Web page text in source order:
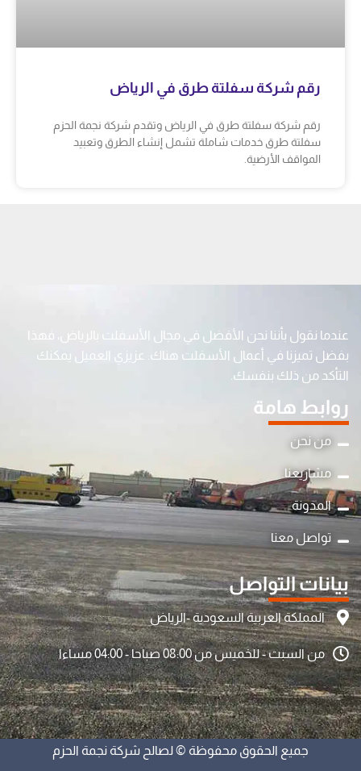
رقم شركة سفلتة طرق في الرياض
رقم شركة سفلتة طرق في الرياض وتقدم شركة نجمة الحزم
سفلتة طرق خدمات شاملة تشمل إنشاء الطرق وتعبيد
المواقف الأرضية.
عندما نقول بأننا نحن الأفضل في مجال الأسفلت بالرياض، فهذا
بفضل تميزنا في أعمال الأسفلت هناك. عزيزي العميل يمكنك
التأكد من ذلك بنفسك.
روابط هامة
من نحن
مشاريعنا
المدونة
تواصل معنا
بيانات التواصل
المملكة العربية السعودية -الرياض
من السبت - للخميس من 08:00 صباحا - 04:00 مساءا
جميع الحقوق محفوظة © لصالح شركة نجمة الحزم